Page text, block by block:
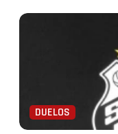
DUELOS